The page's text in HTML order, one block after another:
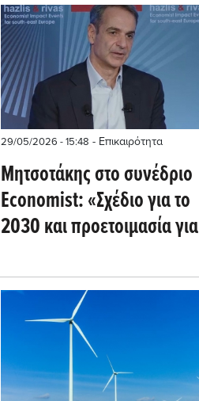
29/05/2026 - 15:48 - Επικαιρότητα
Μητσοτάκης στο συνέδριο
Economist: «Σχέδιο για το
2030 και προετοιμασία για
επενδύσεις»